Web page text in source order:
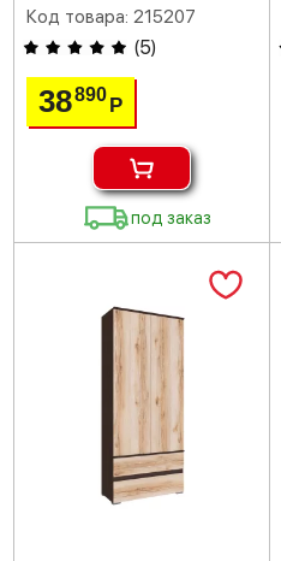
Код товара: 215207
(5)
38890Р
под заказ